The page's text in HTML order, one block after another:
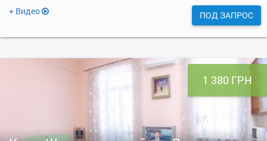
+ Видео ПОД ЗАПРОС
1 380 ГРН